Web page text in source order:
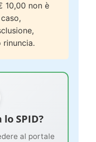
10,00 non è
rinuncia.
SPID?
al portale